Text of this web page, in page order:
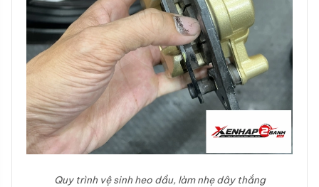
Quy trình vệ sinh heo dầu, làm nhẹ dây thắng